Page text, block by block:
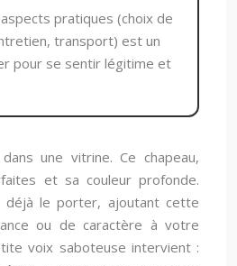
pratiques (choix de
transport) est un
pour se sentir légitime et
une vitrine. Ce chapeau,
et sa couleur profonde.
déjà le porter, ajoutant cette
ou de caractère à votre
voix saboteuse intervient :